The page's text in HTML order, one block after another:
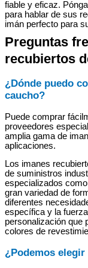
fiable y eficaz.
para hablar de sus
imán perfecto para
Preguntas
recubiertos
¿Dónde puedo
caucho?
Puede comprar
proveedores
amplia gama de
aplicaciones.
Los imanes
de suministros
especializados
gran variedad de
diferentes
específica y la
personalización que
colores de
¿Podemos